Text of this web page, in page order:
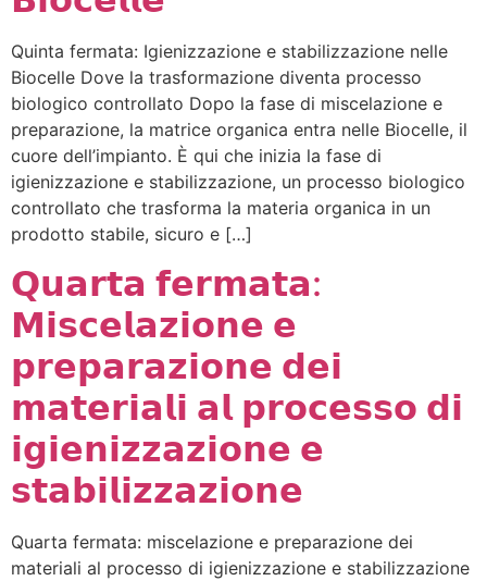
Quinta fermata: Igienizzazione e stabilizzazione nelle
Biocelle Dove la trasformazione diventa processo
biologico controllato Dopo la fase di miscelazione e
preparazione, la matrice organica entra nelle Biocelle, il
cuore dell’impianto. È qui che inizia la fase di
igienizzazione e stabilizzazione, un processo biologico
controllato che trasforma la materia organica in un
prodotto stabile, sicuro e […]
𝗤𝘂𝗮𝗿𝘁𝗮 𝗳𝗲𝗿𝗺𝗮𝘁𝗮:
𝗠𝗶𝘀𝗰𝗲𝗹𝗮𝘇𝗶𝗼𝗻𝗲 𝗲
𝗽𝗿𝗲𝗽𝗮𝗿𝗮𝘇𝗶𝗼𝗻𝗲 𝗱𝗲𝗶
𝗺𝗮𝘁𝗲𝗿𝗶𝗮𝗹𝗶 𝗮𝗹 𝗽𝗿𝗼𝗰𝗲𝘀𝘀𝗼 𝗱𝗶
𝗶𝗴𝗶𝗲𝗻𝗶𝘇𝘇𝗮𝘇𝗶𝗼𝗻𝗲 𝗲
𝘀𝘁𝗮𝗯𝗶𝗹𝗶𝘇𝘇𝗮𝘇𝗶𝗼𝗻𝗲
Quarta fermata: miscelazione e preparazione dei
materiali al processo di igienizzazione e stabilizzazione